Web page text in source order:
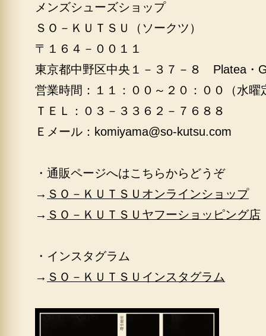
メンズシューズショップ
ＳＯ－ＫＵＴＳＵ（ソークツ）
〒１６４－００１１
東京都中野区中央１－３７－８ Platea・
営業時間：１１：００～２０：００（水曜
ＴＥＬ：０３－３３６２－７６８８
Ｅメール： komiyama@so-kutsu.com
・通販ページへはこちらからどうぞ
→ ＳＯ－ＫＵＴＳＵオンラインショップ
→ ＳＯ－ＫＵＴＳＵヤフーショッピング店
・インスタグラム
→ ＳＯ－ＫＵＴＳＵインスタグラム